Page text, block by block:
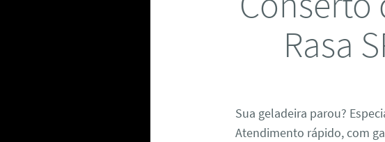
Rasa
Sua geladeira parou?
Atendimento rápido, com